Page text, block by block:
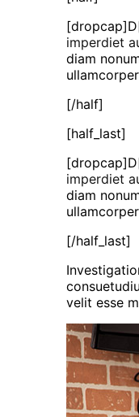
imperdiet
diam
[/half]
[half_last]
imperdiet
diam
[/half_last]
velit esse